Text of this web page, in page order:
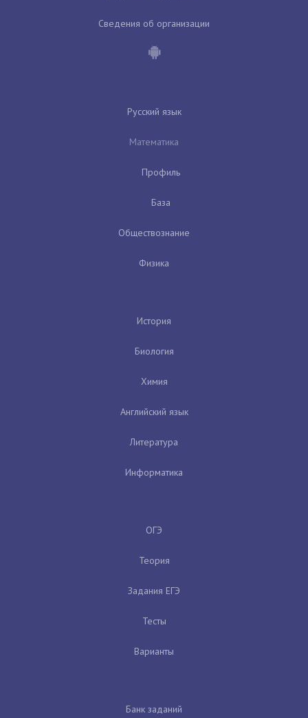
Сведения об организации
Русский язык
Математика
Профиль
База
Обществознание
Физика
История
Биология
Химия
Английский язык
Литература
Информатика
ОГЭ
Теория
Задания ЕГЭ
Тесты
Варианты
Банк заданий